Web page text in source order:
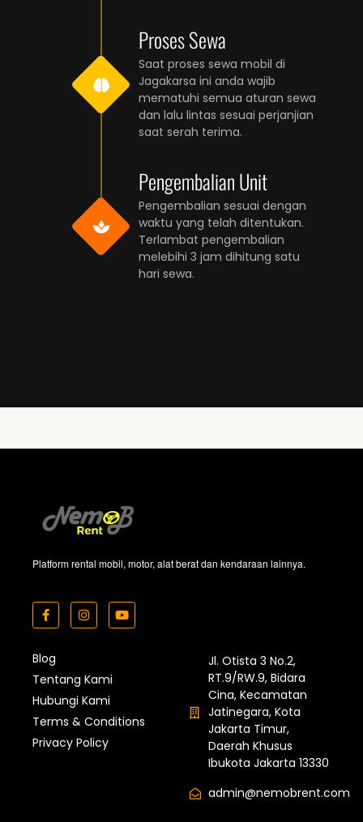
Proses Sewa
Saat proses sewa mobil di
Jagakarsa ini anda wajib
mematuhi semua aturan sewa
dan lalu lintas sesuai perjanjian
saat serah terima.
Pengembalian Unit
Pengembalian sesuai dengan
waktu yang telah ditentukan.
Terlambat pengembalian
melebihi 3 jam dihitung satu
hari sewa.
Platform rental mobil, motor, alat berat dan kendaraan lainnya.
Blog
Tentang Kami
Hubungi Kami
Terms & Conditions
Privacy Policy
Jl. Otista 3 No.2,
RT.9/RW.9, Bidara
Cina, Kecamatan
Jatinegara, Kota
Jakarta Timur,
Daerah Khusus
Ibukota Jakarta 13330
admin@nemobrent.com